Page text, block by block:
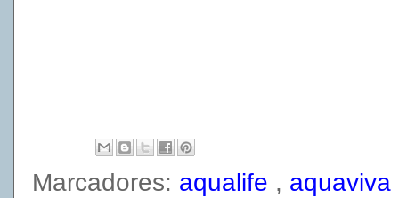
Marcadores: aqualife , aquaviva